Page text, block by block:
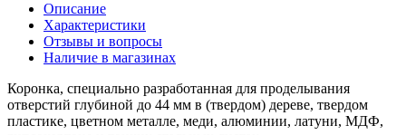
Описание
Характеристики
Отзывы и вопросы
Наличие в магазинах
Коронка, специально разработанная для проделывания
отверстий глубиной до 44 мм в (твердом) дереве, твердом
пластике, цветном металле, меди, алюминии, латуни, МДФ,